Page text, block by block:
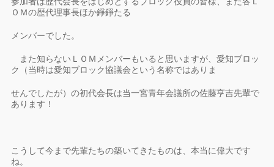
ＯＭの歴代理事長ほか錚錚たる
メンバーでした。
また知らないＬＯＭメンバーもいると思いますが、愛知ブロッ
ク（当時は愛知ブロック協議会という名称ではありま
せんでしたが）の初代会長は当一宮青年会議所の佐藤亨吉先輩で
あります！
こうして今まで先輩たちの築いてきたものは、本当に偉大です
ね。